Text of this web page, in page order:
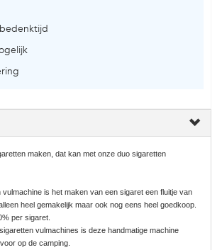
maken, dat kan met onze duo sigaretten
vulmachine is het maken van een sigaret een fluitje van
heel gemakelijk maar ook nog eens heel goedkoop.
per sigaret.
vulmachines is deze handmatige machine
op de camping.